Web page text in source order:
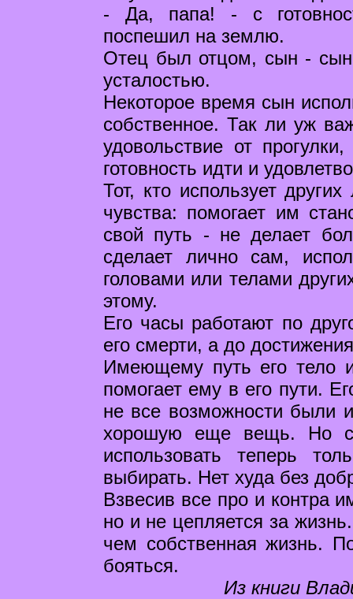
- Да, папа! - с
поспешил на землю.
Отец был отцом, сын -
усталостью.
Некоторое время сын
собственное. Так ли уж
удовольствие от
готовность идти и
Тот, кто использует
чувства: помогает им
свой путь - не делает
сделает лично сам,
головами или телами
этому.
Его часы работают по
его смерти, а до
Имеющему путь его тело
помогает ему в его пути.
не все возможности были
хорошую еще вещь. Но с
использовать теперь
выбирать. Нет худа без
Взвесив все про и контра
но и не цепляется за
чем собственная жизнь.
бояться.
Из книги